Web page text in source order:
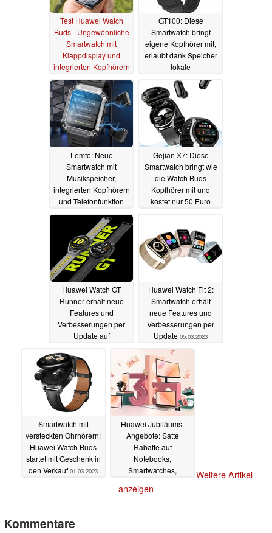
Test Huawei Watch
Buds - Ungewöhnliche
Smartwatch mit
Klappdisplay und
integrierten Kopfhörern
05.05.2023
GT100: Diese
Smartwatch bringt
eigene Kopfhörer mit,
erlaubt dank Speicher
lokale
Musikwiedergabe
01.05.2023
Lemfo: Neue
Smartwatch mit
Musikspeicher,
integrierten Kopfhörern
und Telefonfunktion
startet für nur 55 Euro
15.04.2023
Gejian X7: Diese
Smartwatch bringt wie
die Watch Buds
Kopfhörer mit und
kostet nur 50 Euro
Huawei Watch GT
Runner erhält neue
Features und
Verbesserungen per
Update auf
Huawei Watch Fit 2:
Smartwatch erhält
neue Features und
Verbesserungen per
Update 05.03.2023
Smartwatch mit
versteckten Ohrhörern:
Huawei Watch Buds
startet mit Geschenk in
den Verkauf 01.03.2023
Huawei Jubiläums-
Angebote: Satte
Rabatte auf
Notebooks,
Smartwatches,
(Ad)01.03.2023
Weitere Artikel
anzeigen
Kommentare